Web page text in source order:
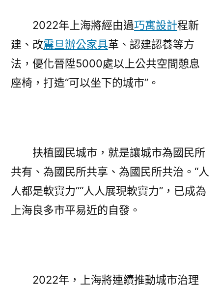
2022年上海將經由過巧寓設計程新
建、改震旦辦公家具革、認建認養等方
法，優化晉陞5000處以上公共空間憩息
座椅，打造“可以坐下的城市”。
扶植國民城市，就是讓城市為國民所
共有、為國民所共享、為國民所共治。“人
人都是軟實力”“人人展現軟實力”，已成為
上海良多市平易近的自發。
2022年，上海將連續推動城市治理